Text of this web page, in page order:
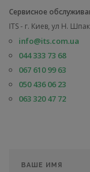
Сервисное
ITS - г. Киев, ул Н.
info@its.com.ua
044 333 73 68
067 610 99 63
050 436 06 23
063 320 47 72